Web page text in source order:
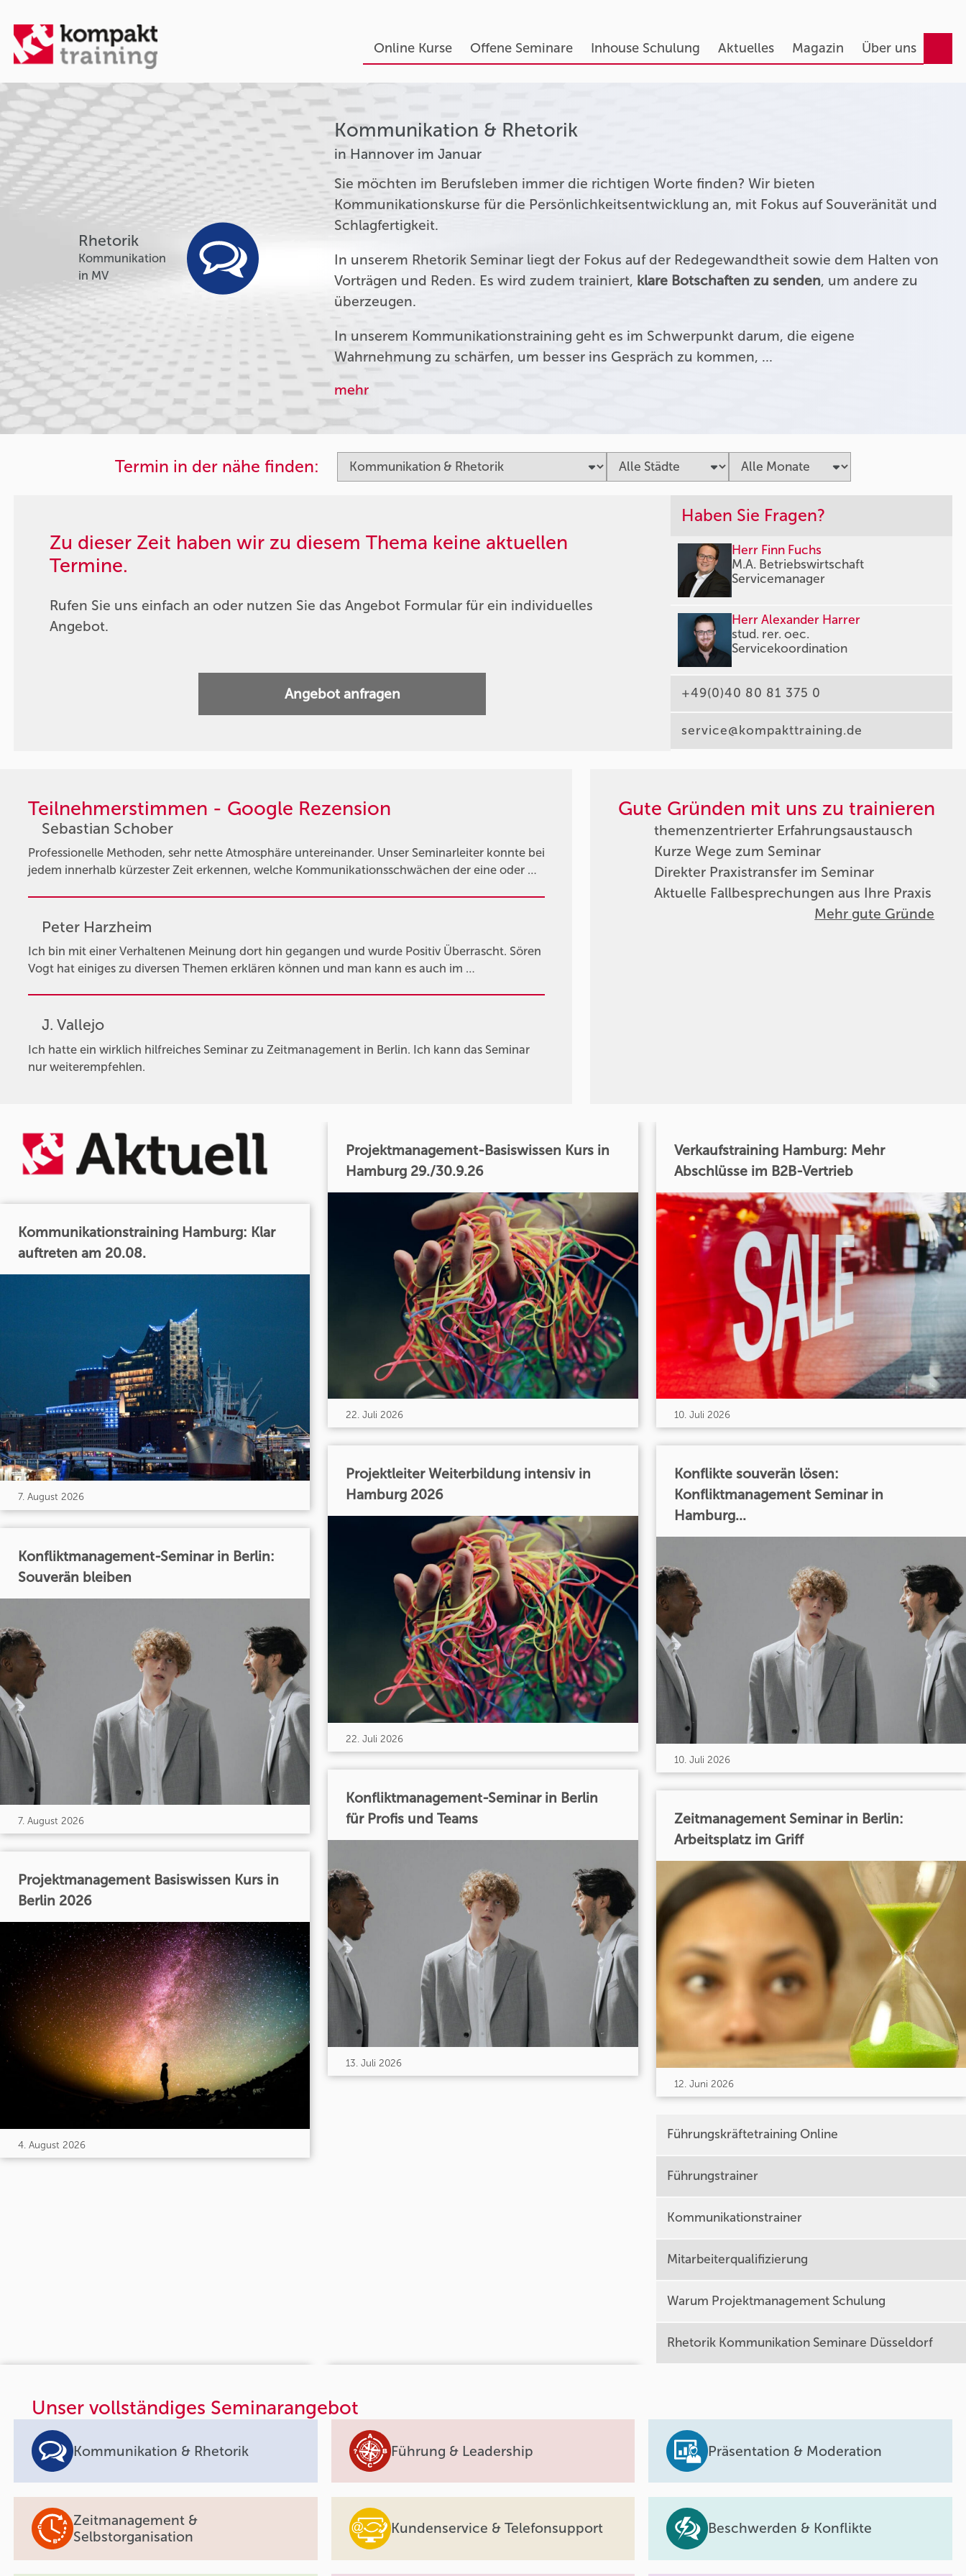
Online Kurse Offene Seminare Inhouse Schulung Aktuelles Magazin Über uns
Rhetorik
Kommunikation
in MV
Kommunikation & Rhetorik
in Hannover im Januar
Sie möchten im Berufsleben immer die richtigen Worte finden? Wir bieten
Kommunikationskurse für die Persönlichkeitsentwicklung an, mit Fokus auf Souveränität und
Schlagfertigkeit.
In unserem Rhetorik Seminar liegt der Fokus auf der Redegewandtheit sowie dem Halten von
Vorträgen und Reden. Es wird zudem trainiert, klare Botschaften zu senden, um andere zu
überzeugen.
In unserem Kommunikationstraining geht es im Schwerpunkt darum, die eigene
Wahrnehmung zu schärfen, um besser ins Gespräch zu kommen, …
mehr
Termin in der nähe finden:
Zu dieser Zeit haben wir zu diesem Thema keine aktuellen
Termine.
Rufen Sie uns einfach an oder nutzen Sie das Angebot Formular für ein individuelles
Angebot.
Angebot anfragen
Haben Sie Fragen?
Herr Finn Fuchs
M.A. Betriebswirtschaft
Servicemanager
Herr Alexander Harrer
stud. rer. oec.
Servicekoordination
+49(0)40 80 81 375 0
service@kompakttraining.de
Teilnehmerstimmen - Google Rezension
Sebastian Schober
Professionelle Methoden, sehr nette Atmosphäre untereinander. Unser Seminarleiter konnte bei
jedem innerhalb kürzester Zeit erkennen, welche Kommunikationsschwächen der eine oder …
Peter Harzheim
Ich bin mit einer Verhaltenen Meinung dort hin gegangen und wurde Positiv Überrascht. Sören
Vogt hat einiges zu diversen Themen erklären können und man kann es auch im …
J. Vallejo
Ich hatte ein wirklich hilfreiches Seminar zu Zeitmanagement in Berlin. Ich kann das Seminar
nur weiterempfehlen.
Gute Gründen mit uns zu trainieren
themenzentrierter Erfahrungsaustausch
Kurze Wege zum Seminar
Direkter Praxistransfer im Seminar
Aktuelle Fallbesprechungen aus Ihre Praxis
Mehr gute Gründe
Kommunikationstraining Hamburg: Klar
auftreten am 20.08.
7. August 2026
Konfliktmanagement-Seminar in Berlin:
Souverän bleiben
7. August 2026
Projektmanagement Basiswissen Kurs in
Berlin 2026
4. August 2026
Projektmanagement-Basiswissen Kurs in
Hamburg 29./30.9.26
22. Juli 2026
Projektleiter Weiterbildung intensiv in
Hamburg 2026
22. Juli 2026
Konfliktmanagement-Seminar in Berlin
für Profis und Teams
13. Juli 2026
Verkaufstraining Hamburg: Mehr
Abschlüsse im B2B-Vertrieb
10. Juli 2026
Konflikte souverän lösen:
Konfliktmanagement Seminar in
Hamburg...
10. Juli 2026
Zeitmanagement Seminar in Berlin:
Arbeitsplatz im Griff
12. Juni 2026
Führungskräftetraining Online
Führungstrainer
Kommunikationstrainer
Mitarbeiterqualifizierung
Warum Projektmanagement Schulung
Rhetorik Kommunikation Seminare Düsseldorf
Unser vollständiges Seminarangebot
Kommunikation & Rhetorik Führung & Leadership Präsentation & Moderation
Zeitmanagement &
Selbstorganisation
Kundenservice & Telefonsupport Beschwerden & Konflikte